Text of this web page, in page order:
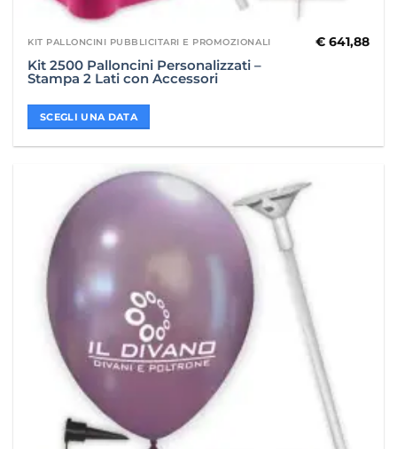
KIT PALLONCINI PUBBLICITARI E PROMOZIONALI
Kit 2500 Palloncini Personalizzati –
Stampa 2 Lati con Accessori
€641,88
SCEGLI UNA DATA